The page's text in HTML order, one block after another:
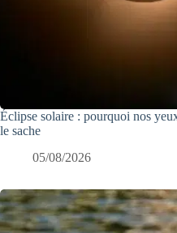
Éclipse solaire : pourquoi nos
le sache
05/08/2026